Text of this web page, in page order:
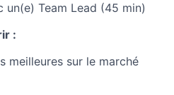
Team Lead (45 min)
:
meilleures sur le marché